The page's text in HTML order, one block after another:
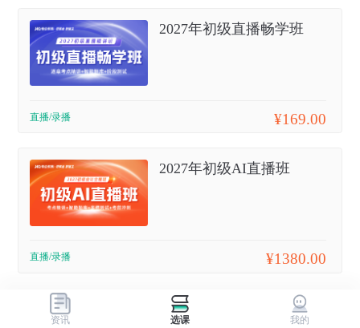
2027年初级直播畅学班
直播/录播 ¥169.00
2027年初级AI直播班
直播/录播 ¥1380.00
资讯 选课 我的